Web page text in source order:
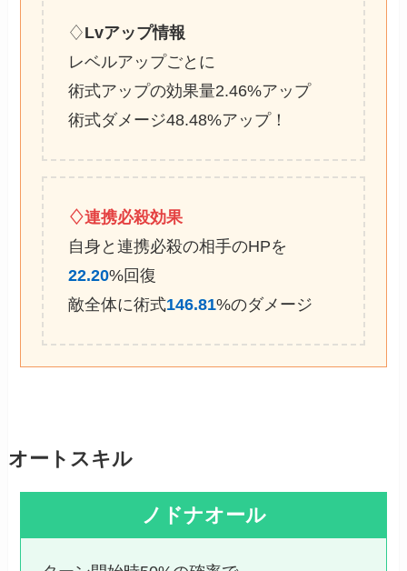
♢Lvアップ情報
レベルアップごとに
術式アップの効果量2.46%アップ
術式ダメージ48.48%アップ！
♢連携必殺効果
自身と連携必殺の相手のHPを
22.20%回復
敵全体に術式146.81%のダメージ
オートスキル
ノドナオール